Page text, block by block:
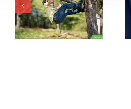
met deze lieve
kletskous van 2?